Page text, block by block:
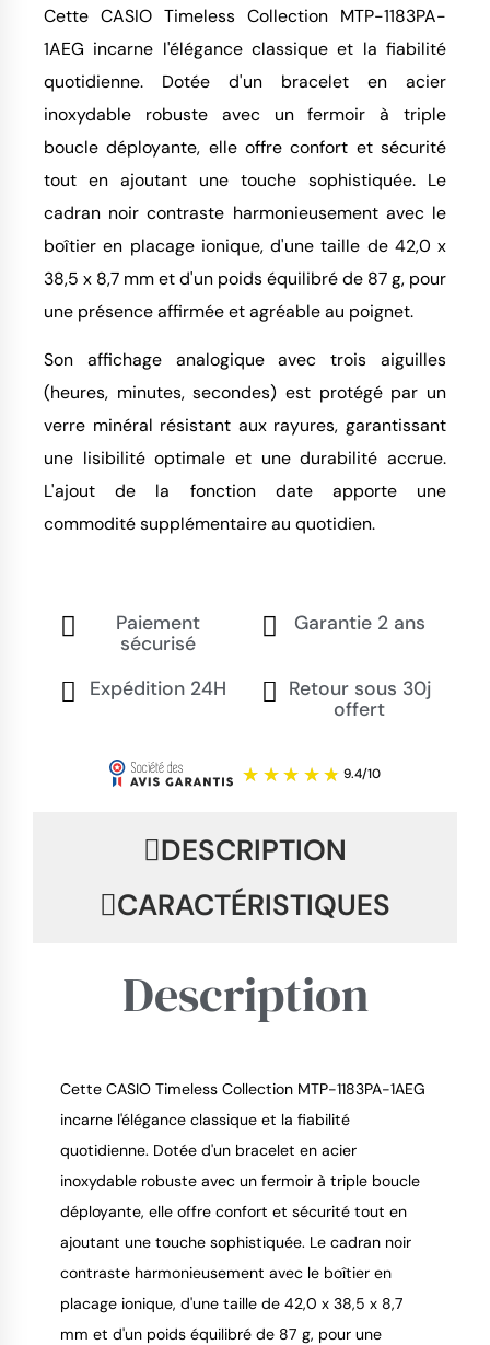
Cette CASIO Timeless Collection MTP-1183PA-
1AEG incarne l'élégance classique et la fiabilité
quotidienne. Dotée d'un bracelet en acier
inoxydable robuste avec un fermoir à triple
boucle déployante, elle offre confort et sécurité
tout en ajoutant une touche sophistiquée. Le
cadran noir contraste harmonieusement avec le
boîtier en placage ionique, d'une taille de 42,0 x
38,5 x 8,7 mm et d'un poids équilibré de 87 g, pour
une présence affirmée et agréable au poignet.
Son affichage analogique avec trois aiguilles
(heures, minutes, secondes) est protégé par un
verre minéral résistant aux rayures, garantissant
une lisibilité optimale et une durabilité accrue.
L'ajout de la fonction date apporte une
commodité supplémentaire au quotidien.
Paiement
sécurisé
Garantie 2 ans
Expédition 24H
Retour sous 30j
offert
DESCRIPTION
CARACTÉRISTIQUES
Description
Cette CASIO Timeless Collection MTP-1183PA-1AEG
incarne l'élégance classique et la fiabilité
quotidienne. Dotée d'un bracelet en acier
inoxydable robuste avec un fermoir à triple boucle
déployante, elle offre confort et sécurité tout en
ajoutant une touche sophistiquée. Le cadran noir
contraste harmonieusement avec le boîtier en
placage ionique, d'une taille de 42,0 x 38,5 x 8,7
mm et d'un poids équilibré de 87 g, pour une